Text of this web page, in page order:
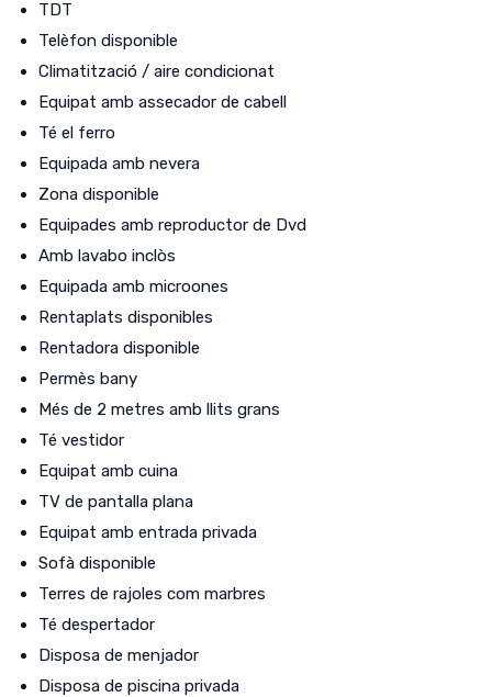
TDT
Telèfon disponible
Climatització / aire condicionat
Equipat amb assecador de cabell
Té el ferro
Equipada amb nevera
Zona disponible
Equipades amb reproductor de Dvd
Amb lavabo inclòs
Equipada amb microones
Rentaplats disponibles
Rentadora disponible
Permès bany
Més de 2 metres amb llits grans
Té vestidor
Equipat amb cuina
TV de pantalla plana
Equipat amb entrada privada
Sofà disponible
Terres de rajoles com marbres
Té despertador
Disposa de menjador
Disposa de piscina privada